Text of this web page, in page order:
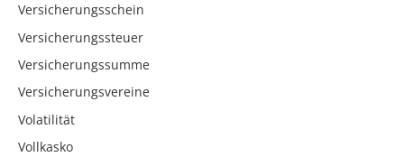
Versicherungsschein
Versicherungssteuer
Versicherungssumme
Versicherungsvereine
Volatilität
Vollkasko